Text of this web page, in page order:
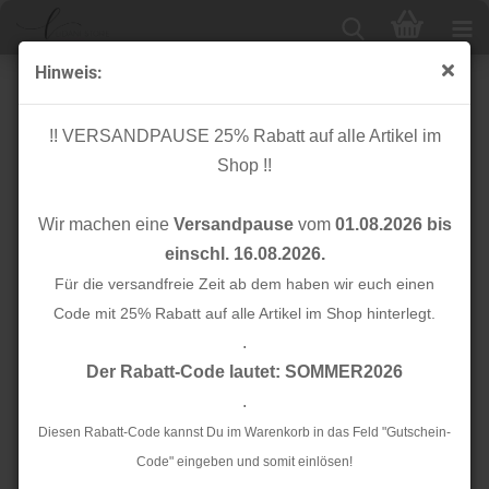
Hinweis:
!! VERSANDPAUSE 25% Rabatt auf alle Artikel im
Shop !!
Wir machen eine Versandpausevom 01.08.2026 bis
einschl. 16.08.2026.
Für die versandfreie Zeit ab dem haben wir euch einen
Code mit 25% Rabatt auf alle Artikel im Shop hinterlegt.
.
Der Rabatt-Code lautet: SOMMER2026
.
Diesen Rabatt-Code kannst Du im Warenkorb in das Feld "Gutschein-
Code" eingeben und somit einlösen!
Smooth Drape Twill mit TENCEL™ - amber - MeetMilk